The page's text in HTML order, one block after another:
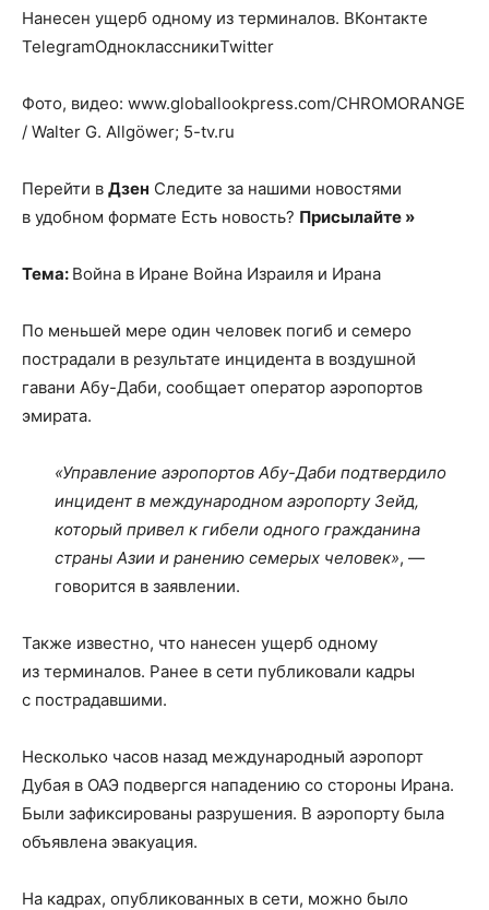
Нанесен ущерб одному из терминалов. ВКонтакте
TelegramОдноклассникиTwitter
Фото, видео: www.globallookpress.com/CHROMORANGE
/ Walter G. Allgöwer; 5-tv.ru
Перейти в Дзен Следите за нашими новостями
в удобном формате Есть новость? Присылайте »
Тема: Война в Иране Война Израиля и Ирана
По меньшей мере один человек погиб и семеро
пострадали в результате инцидента в воздушной
гавани Абу-Даби, сообщает оператор аэропортов
эмирата.
«Управление аэропортов Абу-Даби подтвердило
инцидент в международном аэропорту Зейд,
который привел к гибели одного гражданина
страны Азии и ранению семерых человек», —
говорится в заявлении.
Также известно, что нанесен ущерб одному
из терминалов. Ранее в сети публиковали кадры
с пострадавшими.
Несколько часов назад международный аэропорт
Дубая в ОАЭ подвергся нападению со стороны Ирана.
Были зафиксированы разрушения. В аэропорту была
объявлена эвакуация.
На кадрах, опубликованных в сети, можно было